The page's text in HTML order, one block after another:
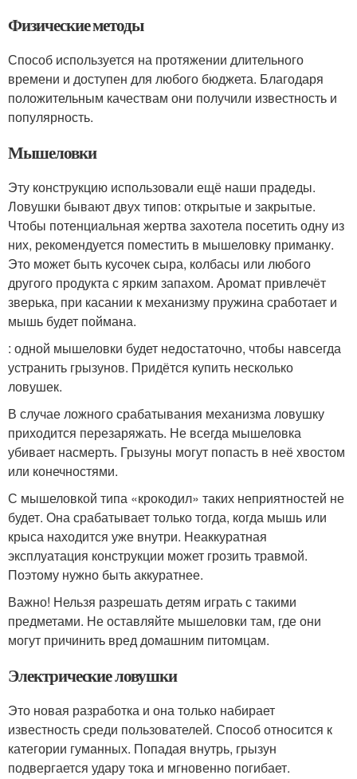
Физические методы
Способ используется на протяжении длительного
времени и доступен для любого бюджета. Благодаря
положительным качествам они получили известность и
популярность.
Мышеловки
Эту конструкцию использовали ещё наши прадеды.
Ловушки бывают двух типов: открытые и закрытые.
Чтобы потенциальная жертва захотела посетить одну из
них, рекомендуется поместить в мышеловку приманку.
Это может быть кусочек сыра, колбасы или любого
другого продукта с ярким запахом. Аромат привлечёт
зверька, при касании к механизму пружина сработает и
мышь будет поймана.
: одной мышеловки будет недостаточно, чтобы навсегда
устранить грызунов. Придётся купить несколько
ловушек.
В случае ложного срабатывания механизма ловушку
приходится перезаряжать. Не всегда мышеловка
убивает насмерть. Грызуны могут попасть в неё хвостом
или конечностями.
С мышеловкой типа «крокодил» таких неприятностей не
будет. Она срабатывает только тогда, когда мышь или
крыса находится уже внутри. Неаккуратная
эксплуатация конструкции может грозить травмой.
Поэтому нужно быть аккуратнее.
Важно! Нельзя разрешать детям играть с такими
предметами. Не оставляйте мышеловки там, где они
могут причинить вред домашним питомцам.
Электрические ловушки
Это новая разработка и она только набирает
известность среди пользователей. Способ относится к
категории гуманных. Попадая внутрь, грызун
подвергается удару тока и мгновенно погибает.